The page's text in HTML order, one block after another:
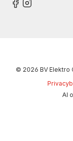
© 2026 BV Elektro
Al